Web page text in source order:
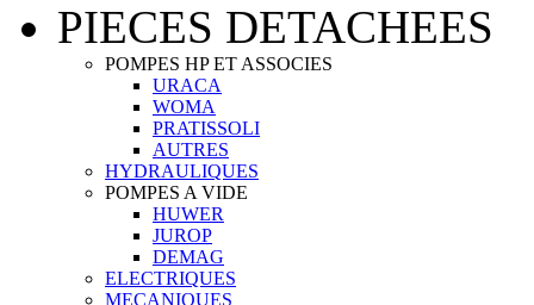
PIECES DETACHEES
POMPES HP ET ASSOCIES
URACA
WOMA
PRATISSOLI
AUTRES
HYDRAULIQUES
POMPES A VIDE
HUWER
JUROP
DEMAG
ELECTRIQUES
MECANIQUES